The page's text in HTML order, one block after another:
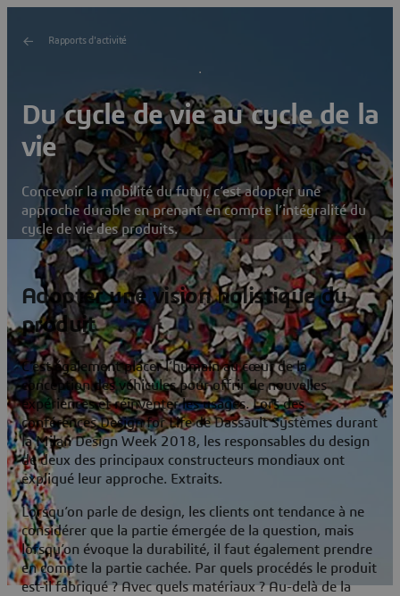
Rapports d'activité
Du cycle de vie au cycle de la
vie
Concevoir la mobilité du futur, c’est adopter une
approche durable en prenant en compte l’intégralité du
cycle de vie des produits.
Adopter une vision holistique du
produit
C’est également placer l’humain au cœur de la
conception des véhicules pour offrir de nouvelles
expériences et réinventer les usages. Lors des
conférences Design for Life de Dassault Systèmes durant
la Milan Design Week 2018, les responsables du design
de deux des principaux constructeurs mondiaux ont
expliqué leur approche. Extraits.
Lorsqu’on parle de design, les clients ont tendance à ne
considérer que la partie émergée de la question, mais
lorsqu’on évoque la durabilité, il faut également prendre
en compte la partie cachée. Par quels procédés le produit
est-il fabriqué ? Avec quels matériaux ? Au-delà de la